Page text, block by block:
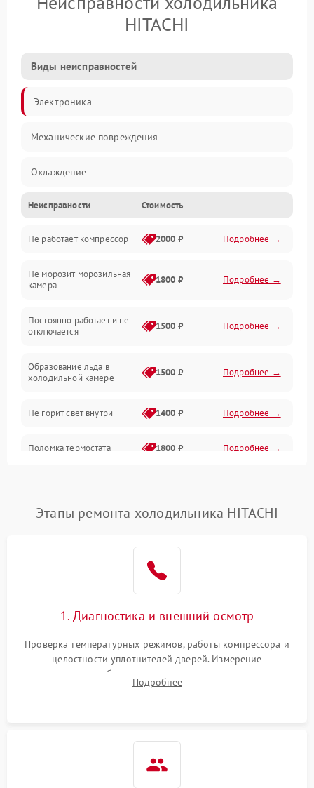
HITACHI
Виды неисправностей
Электроника
Механические повреждения
Охлаждение
Механика
Электропитание
Дренаж
Неисправности Стоимость
Не работает компрессор 2000 ₽ Подробнее →
Не морозит морозильная
камера
1800 ₽ Подробнее →
Постоянно работает и не
отключается
1500 ₽ Подробнее →
Образование льда в
холодильной камере
1500 ₽ Подробнее →
Не горит свет внутри 1400 ₽ Подробнее →
Поломка термостата 1800 ₽ Подробнее →
Поломка системы No Frost 2600 ₽ Подробнее →
работе
2000 ₽ Подробнее →
1000 ₽
1800 ₽
Этапы ремонта холодильника HITACHI
1. Диагностика и внешний осмотр
Проверка температурных режимов, работы компрессора и
целостности уплотнителей дверей. Измерение
сопротивления обмоток мотора, проверка термостата и
считывание кодов ошибок с электронного дисплея.
Подробнее